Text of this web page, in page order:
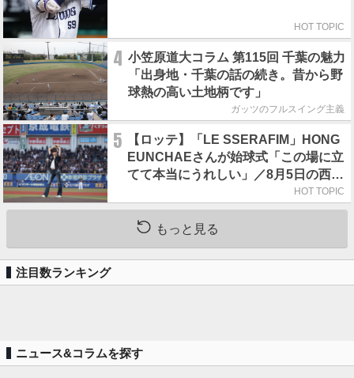
HOT TOPIC
4 小笠原道大コラム 第115回 千葉の魅力
「出身地・千葉の話の続き。昔から野
球熱の高い土地柄です」
ガッツのフルスイング主義
5
【ロッテ】「LE SSERAFIM」HONG
EUNCHAEさんが始球式「この場に立
てて本当にうれしい」／8月5日の西武
HOT TOPIC
もっと見る
注目数ランキング
ニュース&コラムを探す